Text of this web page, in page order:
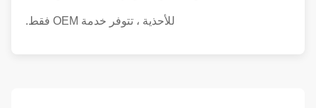
للأحذية ، تتوفر خدمة OEM فقط.